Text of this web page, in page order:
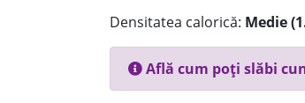
Densitatea calorică: Medie
Află cum poți slăbi